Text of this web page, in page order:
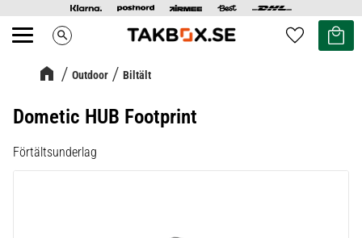
Meny search Favoriter
Kundvagn
Outdoor Biltält
Dometic HUB Footprint
Förtältsunderlag